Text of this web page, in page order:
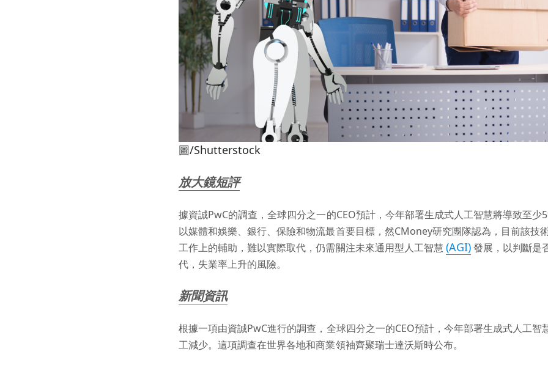
圖/Shutterstock
放大鏡短評
據資誠PwC的調查，全球四分之一的CEO預計，今年部署生成式人工智慧將導致至少
以媒體和娛樂、銀行、保險和物流最首要目標，然CMoney研究團隊認為，目前該技
工作上的輔助，難以實際取代，仍需關注未來通用型人工智慧 (AGI)發展，以判斷是
代，失業率上升的風險。
新聞資訊
根據一項由資誠PwC進行的調查，全球四分之一的CEO預計，今年部署生成式人工智
工減少。這項調查在世界各地和商業領袖齊聚瑞士達沃斯時公布。